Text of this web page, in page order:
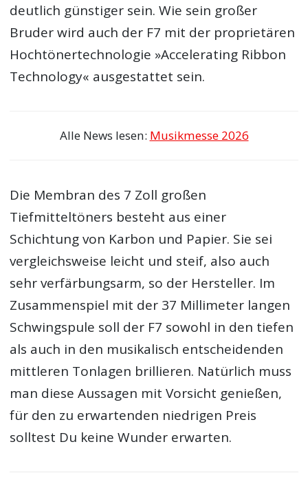
deutlich günstiger sein. Wie sein großer
Bruder wird auch der F7 mit der proprietären
Hochtönertechnologie »Accelerating Ribbon
Technology« ausgestattet sein.
Alle News lesen: Musikmesse 2026
Die Membran des 7 Zoll großen
Tiefmitteltöners besteht aus einer
Schichtung von Karbon und Papier. Sie sei
vergleichsweise leicht und steif, also auch
sehr verfärbungsarm, so der Hersteller. Im
Zusammenspiel mit der 37 Millimeter langen
Schwingspule soll der F7 sowohl in den tiefen
als auch in den musikalisch entscheidenden
mittleren Tonlagen brillieren. Natürlich muss
man diese Aussagen mit Vorsicht genießen,
für den zu erwartenden niedrigen Preis
solltest Du keine Wunder erwarten.